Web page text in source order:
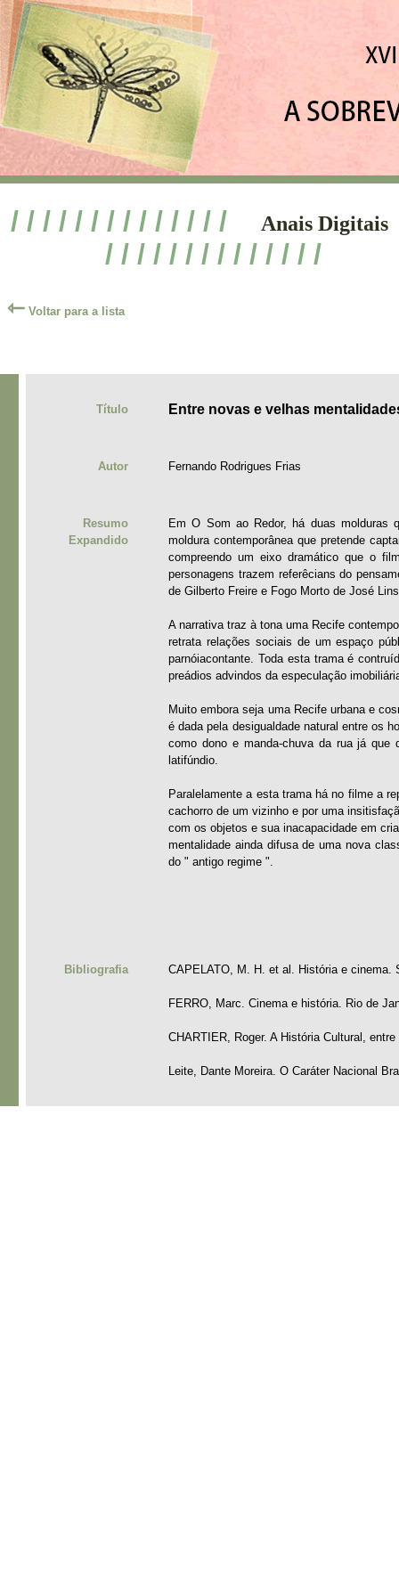
/ / / / / / / / / / / / / / Anais Digitais
/ / / / / / / / / / / / / /
⇽ Voltar para a lista
Título Entre novas e velhas
Autor Fernando Rodrigues Frias
Resumo
Expandido
Em O Som ao Redor, há duas molduras
moldura contemporânea que pretende
compreendo um eixo dramático que o
personagens trazem referêcians do
de Gilberto Freire e Fogo Morto de José
A narrativa traz à tona uma Recife
retrata relações sociais de um espaço
parnóiacontante. Toda esta trama é
preádios advindos da especulação
Muito embora seja uma Recife urbana e
é dada pela desigualdade natural entre os
como dono e manda-chuva da rua já que
latifúndio.
Paralelamente a esta trama há no filme a
cachorro de um vizinho e por uma
com os objetos e sua inacapacidade em
mentalidade ainda difusa de uma nova
do " antigo regime ".
Bibliografia CAPELATO, M. H. et al. História e cinema.
FERRO, Marc. Cinema e história. Rio de
CHARTIER, Roger. A História Cultural,
Leite, Dante Moreira. O Caráter Nacional